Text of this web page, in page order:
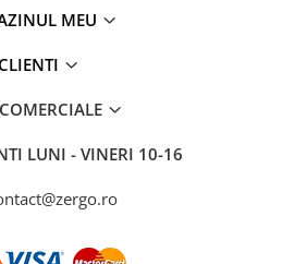
MEU
CLIENTI
LUNI - VINERI 10-16